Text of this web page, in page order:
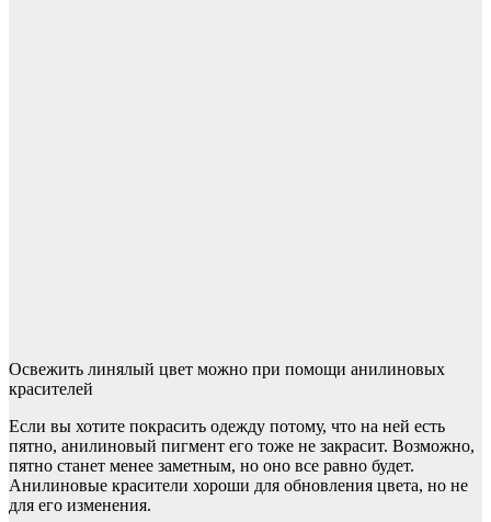
Освежить линялый цвет можно при помощи анилиновых
красителей
Если вы хотите покрасить одежду потому, что на ней есть
пятно, анилиновый пигмент его тоже не закрасит. Возможно,
пятно станет менее заметным, но оно все равно будет.
Анилиновые красители хороши для обновления цвета, но не
для его изменения.